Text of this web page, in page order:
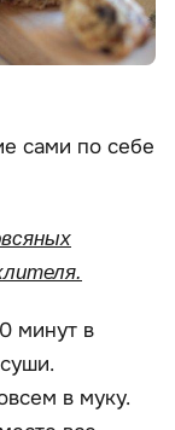
сами по себе
минут в
в муку.